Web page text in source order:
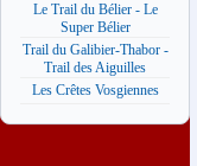
Le Trail du Bélier - Le
Super Bélier
Trail du Galibier-Thabor -
Trail des Aiguilles
Les Crêtes Vosgiennes